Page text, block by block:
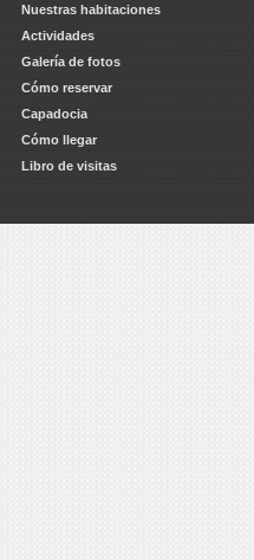
Nuestras habitaciones
Actividades
Galería de fotos
Cómo reservar
Capadocia
Cómo llegar
Libro de visitas